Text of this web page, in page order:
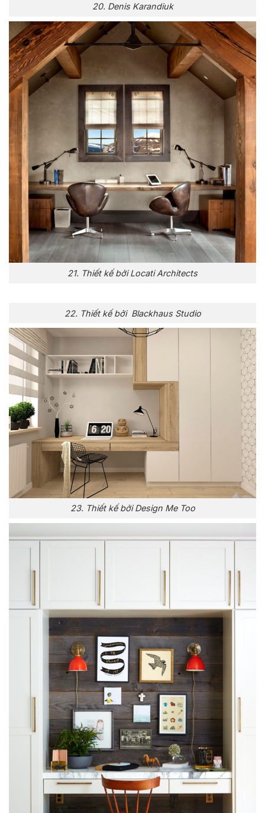
20. Denis Karandiuk
21. Thiết kế bởi Locati Architects
22. Thiết kế bởi Blackhaus Studio
23. Thiết kế bởi Design Me Too